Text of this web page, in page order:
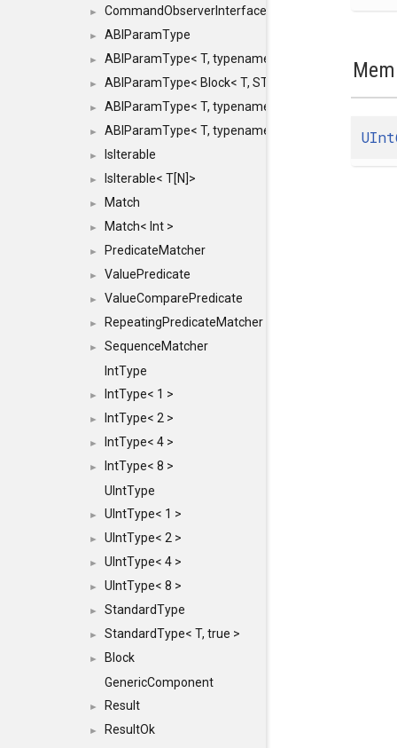
► CommandObserverInterface
► ABIParamType
► ABIParamType< T, typename std::enable_if<
► ABIParamType< Block< T, STRIDED, MOVE > >
► ABIParamType< T, typename std::enable_if<
► ABIParamType< T, typename std::enable_if<
► IsIterable
► IsIterable< T[N]>
► Match
► Match< Int >
► PredicateMatcher
► ValuePredicate
► ValueComparePredicate
► RepeatingPredicateMatcher
►
SequenceMatcher
IntType
► IntType< 1 >
► IntType< 2 >
► IntType< 4 >
►
IntType< 8 >
UIntType
► UIntType< 1 >
► UIntType< 2 >
► UIntType< 4 >
► UIntType< 8 >
► StandardType
► StandardType< T, true >
►
Block
GenericComponent
► Result
►
ResultOk